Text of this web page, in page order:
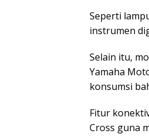
Seperti
instrumen
Selain itu,
Yamaha
konsumsi
Fitur
Cross guna